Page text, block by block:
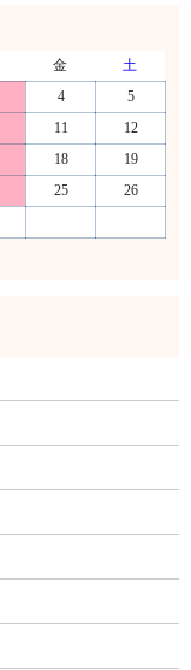
金
土
4
5
11
12
18
19
25
26